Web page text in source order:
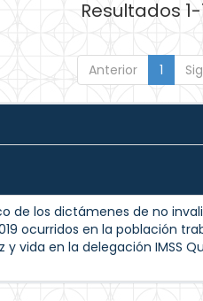
Resultados 1-
Anterior 1
de los dictámenes de no
ocurridos en la población
y vida en la delegación IMSS